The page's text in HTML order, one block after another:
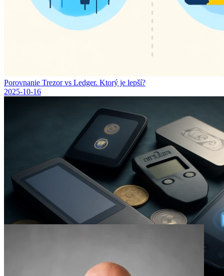
Porovnanie Trezor vs Ledger. Ktorý je lepší?
2025-10-16